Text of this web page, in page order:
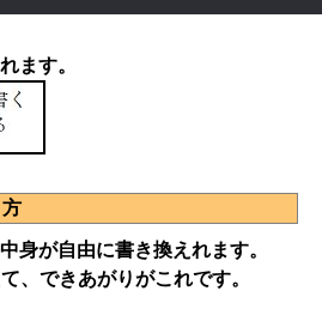
ます。
身が自由に書き換えれます。
、できあがりがこれです。